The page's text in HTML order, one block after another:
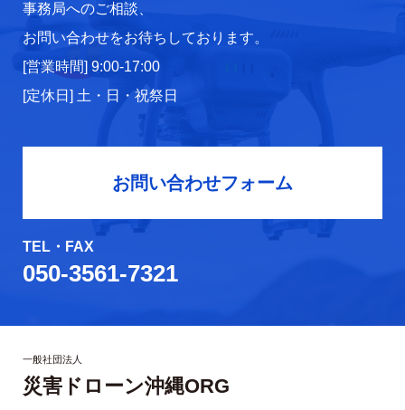
事務局へのご相談、
お問い合わせをお待ちしております。
[営業時間] 9:00-17:00
[定休日] 土・日・祝祭日
お問い合わせフォーム
TEL・FAX
050-3561-7321
一般社団法人
災害ドローン沖縄ORG